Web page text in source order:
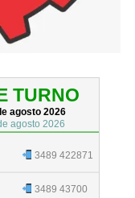
TURNO
agosto 2026
agosto 2026
3489 422871
3489 43700